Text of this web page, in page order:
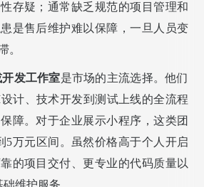
存疑；通常缺乏规范的项目管理和
是售后维护难以保障，一旦人员变
。
发工作室是市场的主流选择。他们
计、技术开发到测试上线的全流程
障。对于企业展示小程序，这类团
5万元区间。虽然价格高于个人开启
的项目交付、更专业的代码质量以
维护服务。